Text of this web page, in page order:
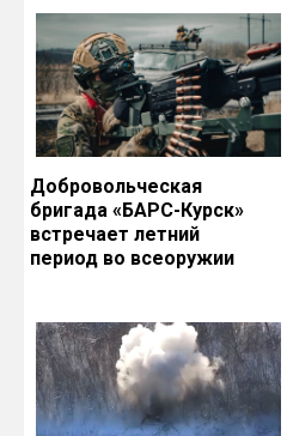
Добровольческая
бригада «БАРС-Курск»
встречает летний
период во всеоружии